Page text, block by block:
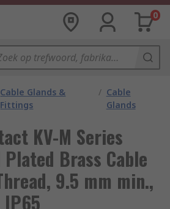
0
Cable Glands &
Fittings
/ Cable
Glands
KV-M Series
Brass Cable
9.5 mm min.,
IP65